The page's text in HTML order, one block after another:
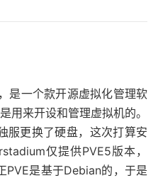
是一个款开源虚拟化管理软
用来开设和管理虚拟机的。
服更换了硬盘，这次打算安
仅提供PVE5版本，
PVE是基于Debian的，于是